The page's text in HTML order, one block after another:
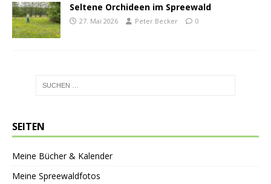
Seltene Orchideen im Spreewald
27. Mai 2026 Peter Becker 0
SEITEN
Meine Bücher & Kalender
Meine Spreewaldfotos